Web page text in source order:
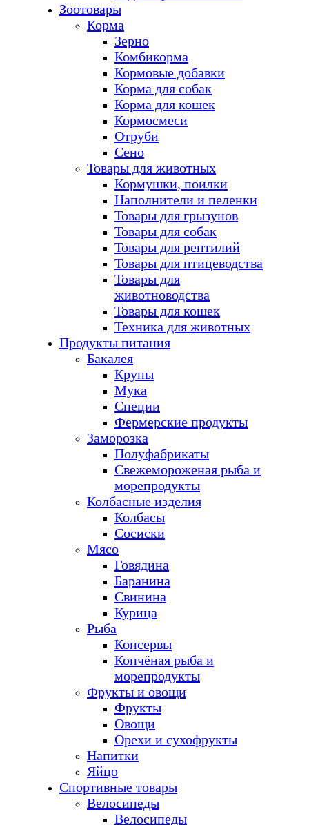
Зоотовары
Корма
Зерно
Комбикорма
Кормовые добавки
Корма для собак
Корма для кошек
Кормосмеси
Отруби
Сено
Товары для животных
Кормушки, поилки
Наполнители и пеленки
Товары для грызунов
Товары для собак
Товары для рептилий
Товары для птицеводства
Товары для
животноводства
Товары для кошек
Техника для животных
Продукты питания
Бакалея
Крупы
Мука
Специи
Фермерские продукты
Заморозка
Полуфабрикаты
Свежемороженая рыба и
морепродукты
Колбасные изделия
Колбасы
Сосиски
Мясо
Говядина
Баранина
Свинина
Курица
Рыба
Консервы
Копчёная рыба и
морепродукты
Фрукты и овощи
Фрукты
Овощи
Орехи и сухофрукты
Напитки
Яйцо
Спортивные товары
Велосипеды
Велосипеды